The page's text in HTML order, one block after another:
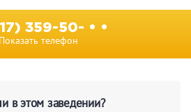
359-50- • •
Показать телефон
в этом заведении?